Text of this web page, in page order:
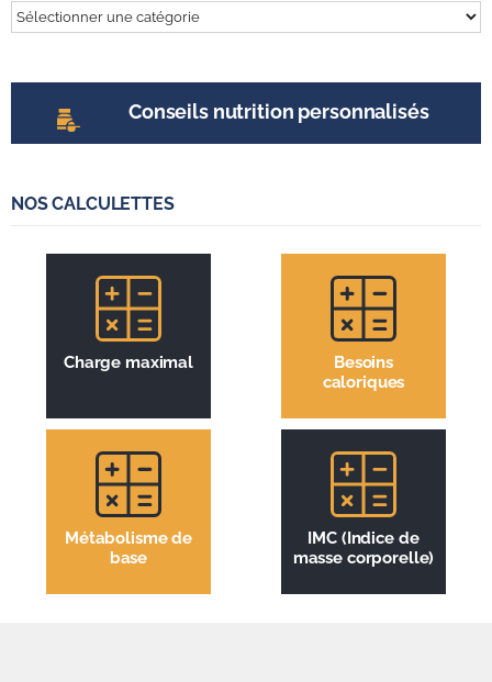
Tout
sur
Conseils nutrition personnalisés
NOS CALCULETTES
Charge maximal
Besoins
caloriques
Métabolisme de
base
IMC (Indice de
masse corporelle)